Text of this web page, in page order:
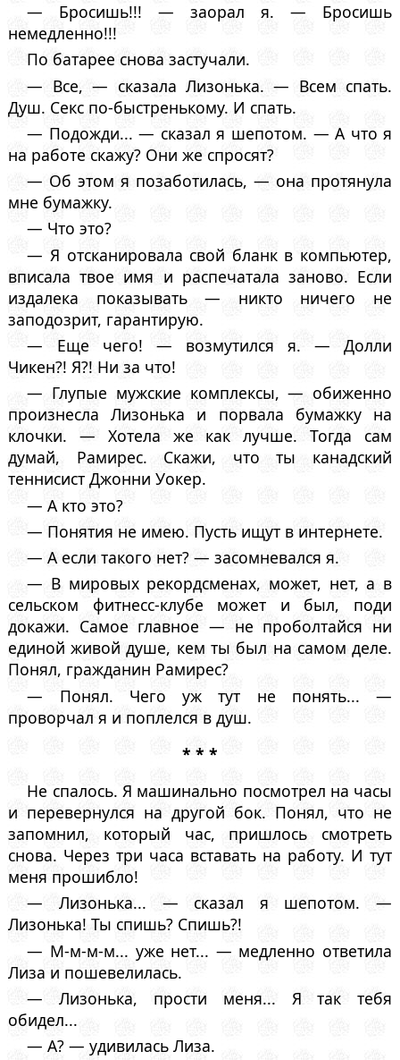
— Бросишь!!! — заорал я. — Бросишь
немедленно!!!
По батарее снова застучали.
— Все, — сказала Лизонька. — Всем спать.
Душ. Секс по-быстренькому. И спать.
— Подожди... — сказал я шепотом. — А что я
на работе скажу? Они же спросят?
— Об этом я позаботилась, — она протянула
мне бумажку.
— Что это?
— Я отсканировала свой бланк в компьютер,
вписала твое имя и распечатала заново. Если
издалека показывать — никто ничего не
заподозрит, гарантирую.
— Еще чего! — возмутился я. — Долли
Чикен?! Я?! Ни за что!
— Глупые мужские комплексы, — обиженно
произнесла Лизонька и порвала бумажку на
клочки. — Хотела же как лучше. Тогда сам
думай, Рамирес. Скажи, что ты канадский
теннисист Джонни Уокер.
— А кто это?
— Понятия не имею. Пусть ищут в интернете.
— А если такого нет? — засомневался я.
— В мировых рекордсменах, может, нет, а в
сельском фитнесс-клубе может и был, поди
докажи. Самое главное — не проболтайся ни
единой живой душе, кем ты был на самом деле.
Понял, гражданин Рамирес?
— Понял. Чего уж тут не понять... —
проворчал я и поплелся в душ.
* * *
Не спалось. Я машинально посмотрел на часы
и перевернулся на другой бок. Понял, что не
запомнил, который час, пришлось смотреть
снова. Через три часа вставать на работу. И тут
меня прошибло!
— Лизонька... — сказал я шепотом. —
Лизонька! Ты спишь? Спишь?!
— М-м-м-м... уже нет... — медленно ответила
Лиза и пошевелилась.
— Лизонька, прости меня... Я так тебя
обидел...
— А? — удивилась Лиза.